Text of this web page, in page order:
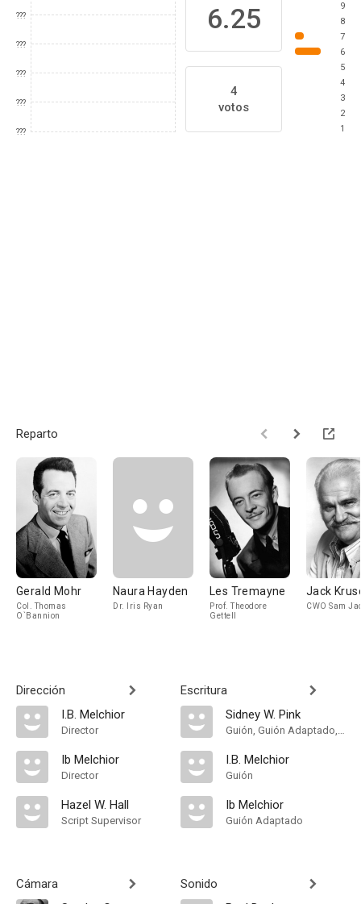
???
???
???
???
???
6.25
4
votos
9
8
7
6
5
4
3
2
1
Reparto
Gerald Mohr
Col. Thomas
O`Bannion
Naura Hayden
Dr. Iris Ryan
Les Tremayne
Prof. Theodore
Gettell
Jack
CWO Sam
Dirección
I.B. Melchior
Director
Ib Melchior
Director
Hazel W. Hall
Script Supervisor
Cámara
Escritura
Sidney W. Pink
Guión, Guión Adaptado, Historia
I.B. Melchior
Guión
Ib Melchior
Guión Adaptado
Sonido